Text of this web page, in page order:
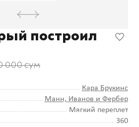
построил
000 сум
Кара Брукинс
Манн, Иванов и Фербер
Мягкий переплет
360